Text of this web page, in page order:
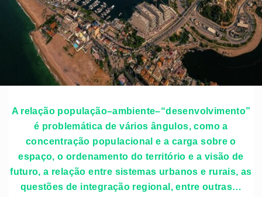
A relação população–ambiente–“desenvolvimento”
é problemática de vários ângulos, como a
concentração populacional e a carga sobre o
espaço, o ordenamento do território e a visão de
futuro, a relação entre sistemas urbanos e rurais, as
questões de integração regional, entre outras…